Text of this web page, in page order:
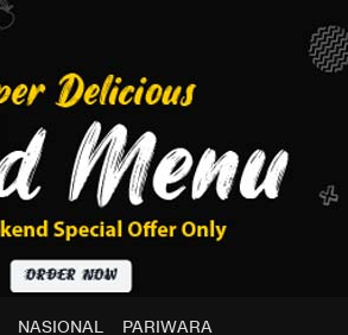
NASIONAL PARIWARA